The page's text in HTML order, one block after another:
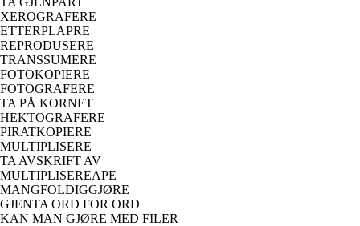
XEROGRAFERE
ETTERPLAPRE
REPRODUSERE
TRANSSUMERE
FOTOKOPIERE
FOTOGRAFERE
TA PÅ KORNET
HEKTOGRAFERE
PIRATKOPIERE
MULTIPLISERE
TA AVSKRIFT AV
MULTIPLISEREAPE
MANGFOLDIGGJØRE
GJENTA ORD FOR ORD
KAN MAN GJØRE MED FILER